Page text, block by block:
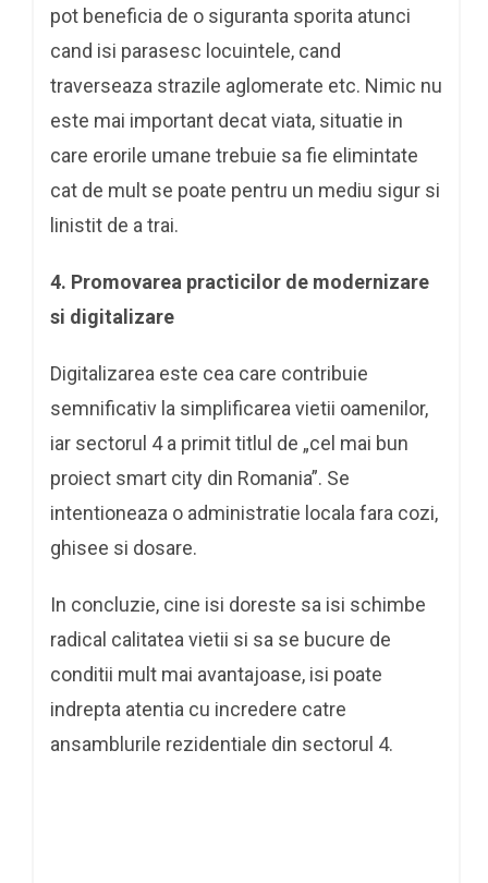
pot beneficia de o siguranta sporita atunci
cand isi parasesc locuintele, cand
traverseaza strazile aglomerate etc. Nimic nu
este mai important decat viata, situatie in
care erorile umane trebuie sa fie elimintate
cat de mult se poate pentru un mediu sigur si
linistit de a trai.
4. Promovarea practicilor de modernizare
si digitalizare
Digitalizarea este cea care contribuie
semnificativ la simplificarea vietii oamenilor,
iar sectorul 4 a primit titlul de „cel mai bun
proiect smart city din Romania”. Se
intentioneaza o administratie locala fara cozi,
ghisee si dosare.
In concluzie, cine isi doreste sa isi schimbe
radical calitatea vietii si sa se bucure de
conditii mult mai avantajoase, isi poate
indrepta atentia cu incredere catre
ansamblurile rezidentiale din sectorul 4.